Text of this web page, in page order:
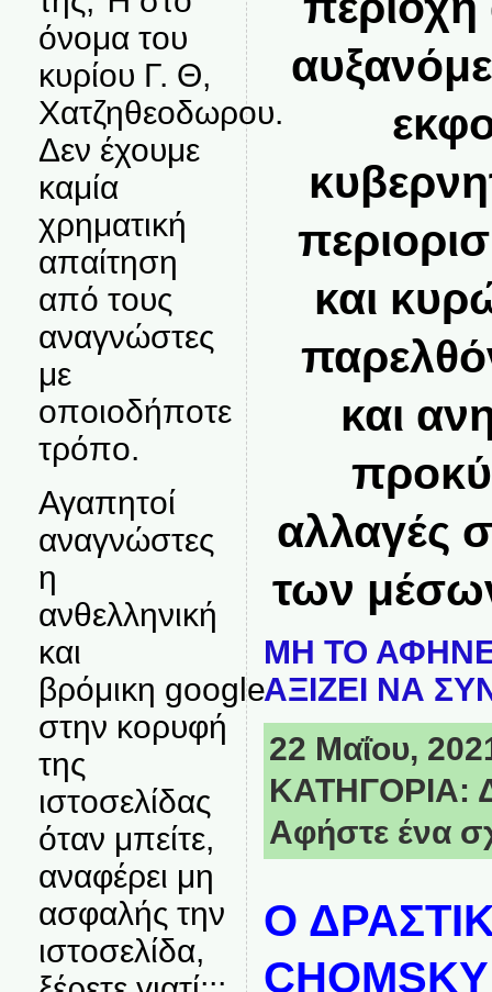
όνομα του
κυρίου Γ. Θ,
Χατζηθεοδωρου.
Δεν έχουμε
καμία
χρηματική
απαίτηση
από τους
αναγνώστες
με
οποιοδήποτε
τρόπο.
Αγαπητοί
αναγνώστες
η
ανθελληνική
και
βρόμικη google
στην κορυφή
της
ιστοσελίδας
όταν μπείτε,
αναφέρει μη
ασφαλής την
ιστοσελίδα,
και
και
αλλαγές
των
ΜΗ ΤΟ
ΑΞΙΖΕΙ ΝΑ
22 Μαΐου,
ΚΑΤΗΓΟΡΙΑ:
Αφήστε ένα
Ο
CHOMSKY